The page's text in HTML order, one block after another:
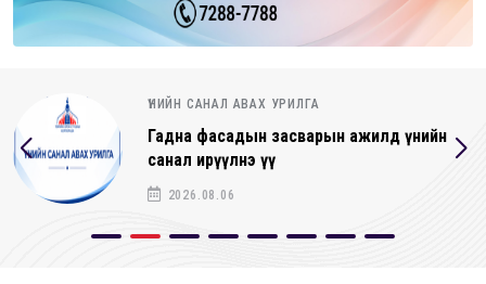
ҮНИЙН САНАЛ АВАХ УРИЛГА
Гадна фасадын засварын ажилд үнийн
санал ирүүлнэ үү
2026.08.06